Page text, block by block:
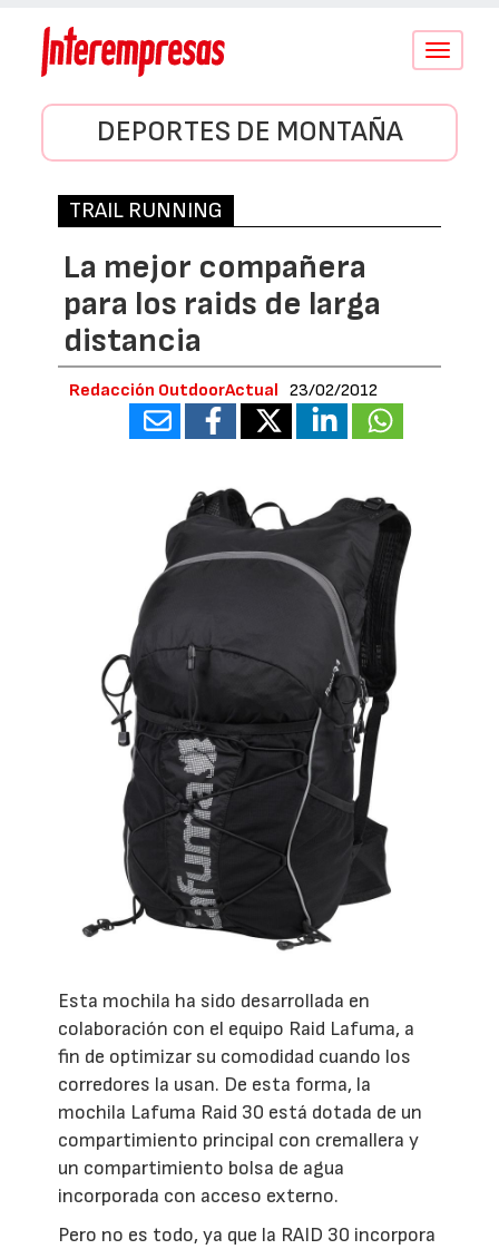
Conmutar
DEPORTES DE MONTAÑA
TRAIL RUNNING
La mejor compañera
para los raids de larga
distancia
Redacción OutdoorActual 23/02/2012
Esta mochila ha sido desarrollada en
colaboración con el equipo Raid Lafuma, a
fin de optimizar su comodidad cuando los
corredores la usan. De esta forma, la
mochila Lafuma Raid 30 está dotada de un
compartimiento principal con cremallera y
un compartimiento bolsa de agua
incorporada con acceso externo.
Pero no es todo, ya que la RAID 30 incorpora